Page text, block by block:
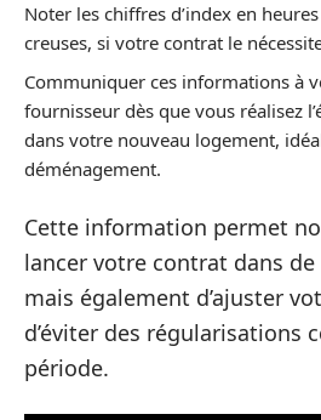
Noter les chiffres d’index en
creuses, si votre contrat le
Communiquer ces informations à
fournisseur dès que vous réalisez
dans votre nouveau logement,
déménagement.
Cette information permet
lancer votre contrat dans
mais également d’ajuster
d’éviter des régularisations
période.